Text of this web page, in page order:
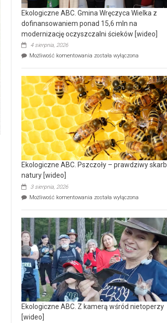
Ekologiczne ABC. Gmina Wręczyca Wielka z
dofinansowaniem ponad 15,6 mln na
modernizację oczyszczalni ścieków [wideo]
4 sierpnia, 2026
Możliwość komentowania Ekologiczne
Wręczyca
Wielka
z
dofinansowaniem
ponad
15,6
mln
na
modernizację
oczyszczalni
ścieków
[wideo]
została wyłączona
Ekologiczne ABC. Pszczoły – prawdziwy skarb
natury [wideo]
3 sierpnia, 2026
Możliwość komentowania Ekologiczne
–
prawdziwy
skarb
natury
[wideo]
została wyłączona
Ekologiczne ABC. Z kamerą wśród nietoperzy
[wideo]